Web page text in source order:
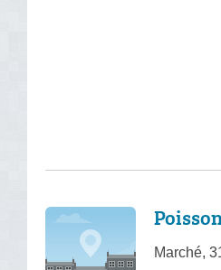
Marché,